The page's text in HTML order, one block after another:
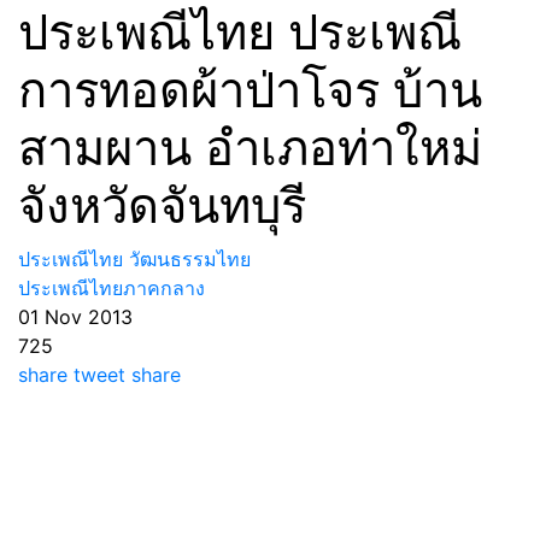
ประเพณีไทย ประเพณี
การทอดผ้าป่าโจร บ้าน
สามผาน อำเภอท่าใหม่
จังหวัดจันทบุรี
ประเพณีไทย วัฒนธรรมไทย
ประเพณีไทยภาคกลาง
01 Nov 2013
725
share tweet share